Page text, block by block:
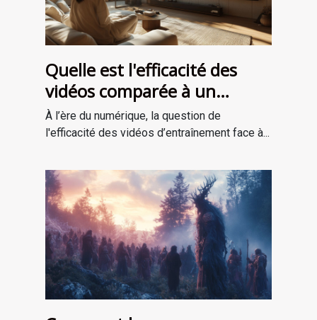
Quelle est l'efficacité des
vidéos comparée à un
entraînement en personne ?
À l’ère du numérique, la question de
l'efficacité des vidéos d’entraînement face à...